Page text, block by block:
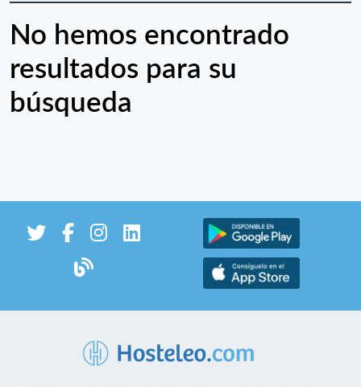
No hemos encontrado
resultados para su
búsqueda